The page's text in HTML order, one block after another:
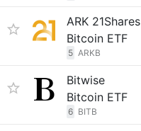
ARK 21Shares
Bitcoin ETF
5 ARKB
Bitwise
Bitcoin ETF
6 BITB